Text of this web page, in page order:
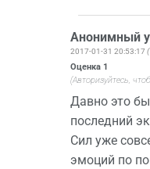
Анонимный
2017-01-31 20:53:17
Оценка 1
(Авторизуйтесь,
Давно это
последний
Сил уже
эмоций по